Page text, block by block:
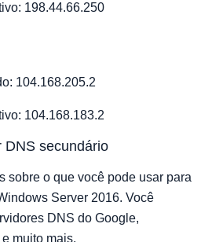
198.44.66.250
104.168.205.2
104.168.183.2
DNS secundário
sobre o que você pode usar para
Server 2016. Você
DNS do Google,
muito mais.